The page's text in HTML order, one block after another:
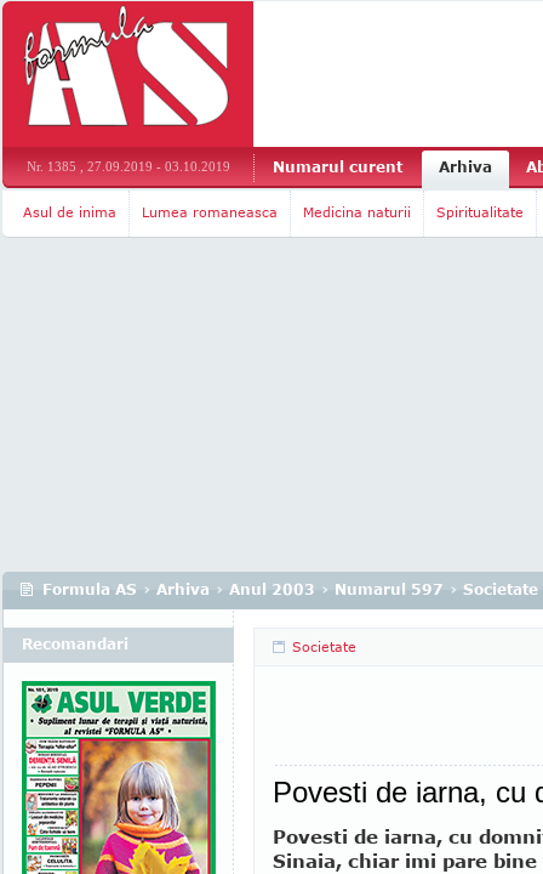
Nr. 1385 , 27.09.2019 - 03.10.2019 Numarul curent Arhiva
Asul de inima Lumea romaneasca Medicina naturii Spiritualitate
Formula AS › Arhiva › Anul 2003 › Numarul 597 › Societate
Societate
Povesti de iarna, cu
Povesti de iarna, cu
Sinaia, chiar imi pare
Recomandari